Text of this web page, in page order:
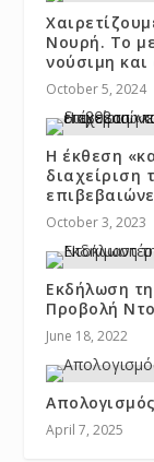
Νουρή. Το
νούσιμη
October 5, 2024
Η έκθεση
διαχείριση
October 3, 2023
Εκδήλωση
Προβολή
June 18, 2022
April 7, 2025